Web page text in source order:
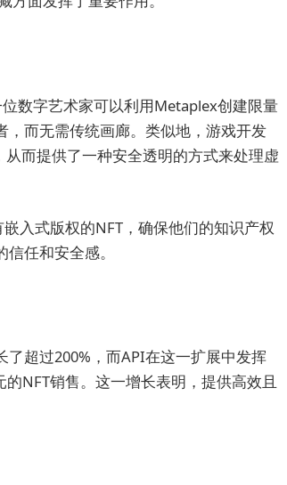
数字艺术家可以利用Metaplex创建限量
，而无需传统画廊。类似地，游戏开发
而提供了一种安全透明的方式来处理虚
入式版权的NFT，确保他们的知识产权
任和安全感。
超过200%，而API在这一扩展中发挥
NFT销售。这一增长表明，提供高效且